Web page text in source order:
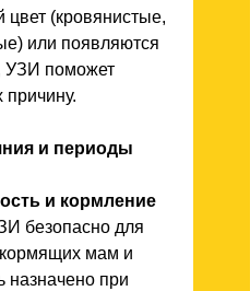
(кровянистые,
или появляются
УЗИ поможет
причину.
и периоды
и кормление
безопасно для
мам и
назначено при